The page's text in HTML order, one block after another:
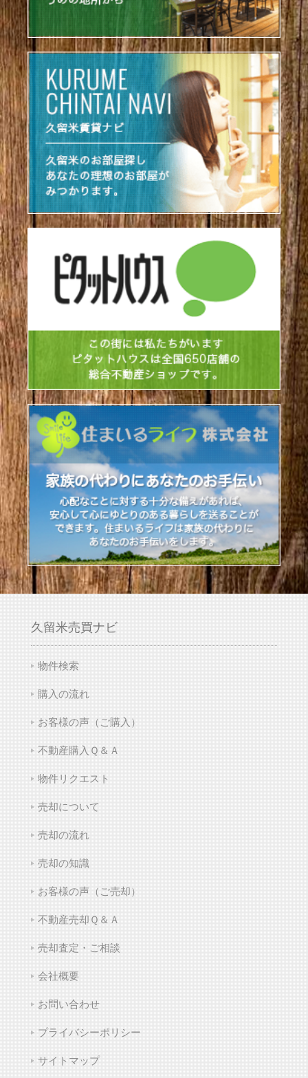
久留米売買ナビ
物件検索
購入の流れ
お客様の声（ご購入）
不動産購入Ｑ＆Ａ
物件リクエスト
売却について
売却の流れ
売却の知識
お客様の声（ご売却）
不動産売却Ｑ＆Ａ
売却査定・ご相談
会社概要
お問い合わせ
プライバシーポリシー
サイトマップ